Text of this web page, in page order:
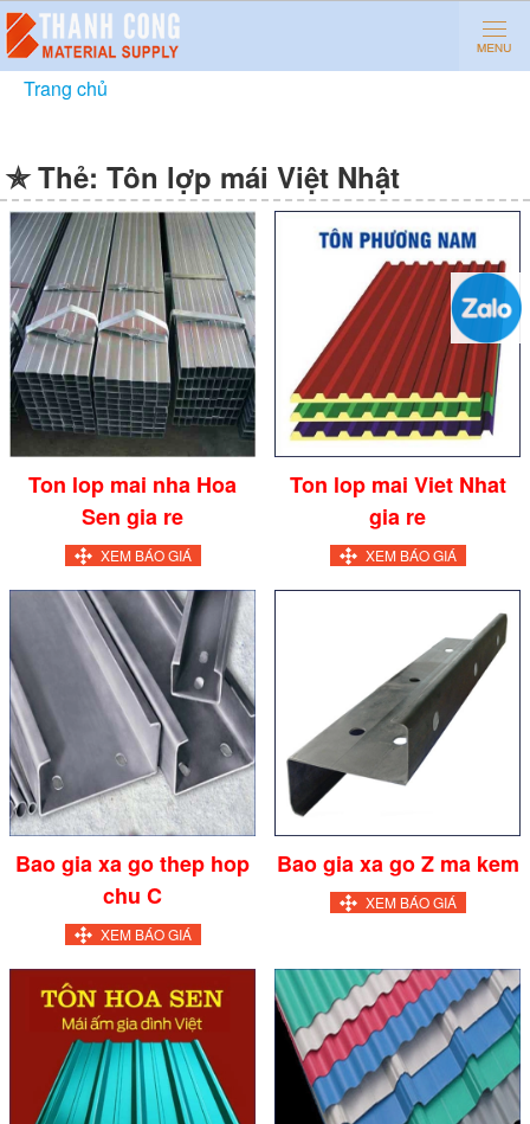
Trang chủ
✯ Thẻ: Tôn lợp mái Việt Nhật
Ton lop mai nha Hoa
Sen gia re
XEM BÁO GIÁ
Ton lop mai Viet Nhat
gia re
XEM BÁO GIÁ
Bao gia xa go thep hop
chu C
XEM BÁO GIÁ
Bao gia xa go Z ma kem
XEM BÁO GIÁ